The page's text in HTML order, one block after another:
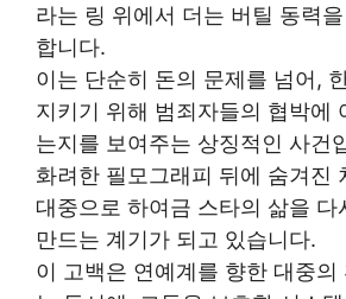
라는 링 위에서 더는 버틸 동력
합니다.
이는 단순히 돈의 문제를 넘어,
지키기 위해 범죄자들의 협박에
는지를 보여주는 상징적인 사건
화려한 필모그래피 뒤에 숨겨진
대중으로 하여금 스타의 삶을 다
만드는 계기가 되고 있습니다.
이 고백은 연예계를 향한 대중의